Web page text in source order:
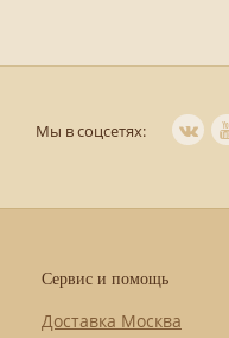
Мы в соцсетях:
Сервис и помощь
Доставка Москва